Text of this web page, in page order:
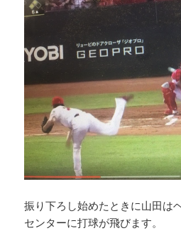
振り下ろし始めたときに山田は
センターに打球が飛びます。